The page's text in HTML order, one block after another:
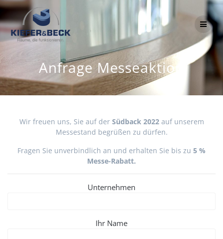
Zum
springen
Anfrage Messeaktion
Wir freuen uns, Sie auf der Südback 2022 auf unserem
Messestand begrüßen zu dürfen.
Fragen Sie unverbindlich an und erhalten Sie bis zu 5 %
Messe-Rabatt.
Unternehmen
Ihr Name